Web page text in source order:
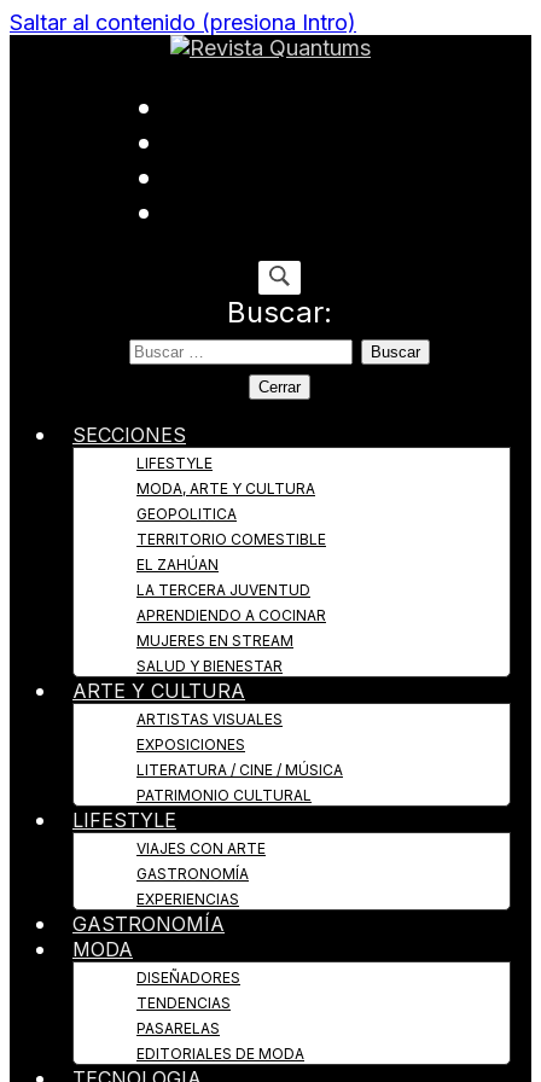
Saltar al contenido (presiona Intro)
Revista Quantums
Buscar:
Cerrar
SECCIONES
LIFESTYLE
MODA, ARTE Y CULTURA
GEOPOLITICA
TERRITORIO COMESTIBLE
EL ZAHÚAN
LA TERCERA JUVENTUD
APRENDIENDO A COCINAR
MUJERES EN STREAM
SALUD Y BIENESTAR
ARTE Y CULTURA
ARTISTAS VISUALES
EXPOSICIONES
LITERATURA / CINE / MÚSICA
PATRIMONIO CULTURAL
LIFESTYLE
VIAJES CON ARTE
GASTRONOMÍA
EXPERIENCIAS
GASTRONOMÍA
MODA
DISEÑADORES
TENDENCIAS
PASARELAS
EDITORIALES DE MODA